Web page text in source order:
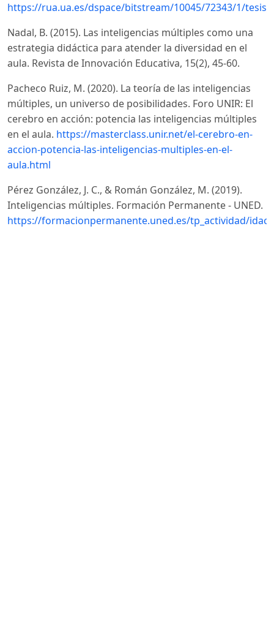
https://rua.ua.es/dspace/bitstream/10045/72343/1/
Nadal, B. (2015). Las inteligencias múltiples como una
estrategia didáctica para atender la diversidad en el
aula. Revista de Innovación Educativa, 15(2), 45-60.
Pacheco Ruiz, M. (2020). La teoría de las inteligencias
múltiples, un universo de posibilidades. Foro UNIR: El
cerebro en acción: potencia las inteligencias múltiples
en el aula. https://masterclass.unir.net/el-cerebro-en-
accion-potencia-las-inteligencias-multiples-en-el-
aula.html
Pérez González, J. C., & Román González, M. (2019).
Inteligencias múltiples. Formación Permanente - UNED.
https://formacionpermanente.uned.es/tp_actividad/